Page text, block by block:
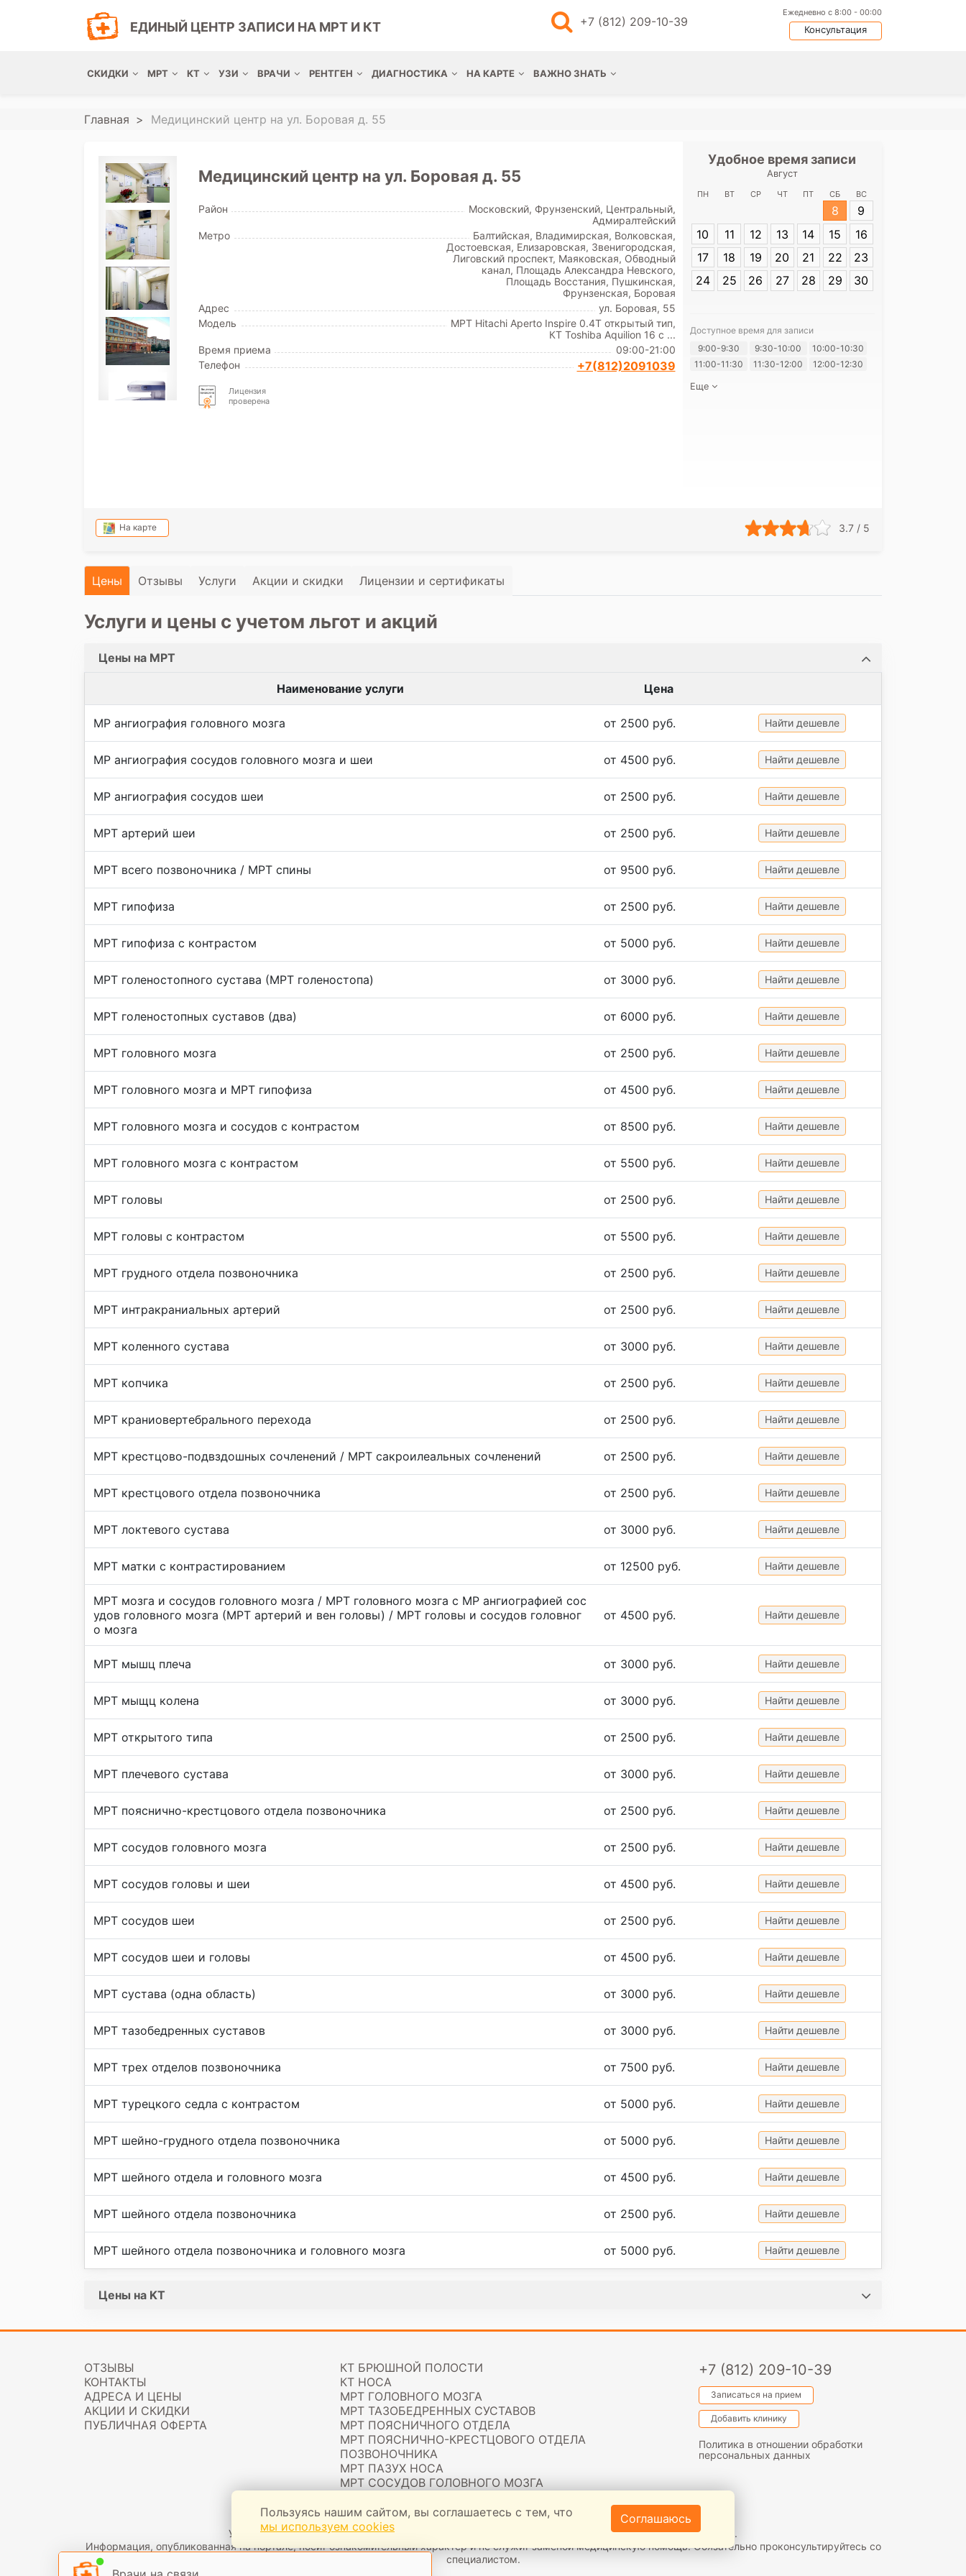
ЕДИНЫЙ ЦЕНТР ЗАПИСИ НА МРТ И КТ +7 (812) 209-10-39
Ежедневно с 8:00 - 00:00
Консультация
СКИДКИ МРТ КТ УЗИ ВРАЧИ РЕНТГЕН ДИАГНОСТИКА НА КАРТЕ ВАЖНО ЗНАТЬ
Главная Медицинский центр на ул. Боровая д. 55
Медицинский центр на ул. Боровая д. 55
Район
Московский, Фрунзенский, Центральный,
Адмиралтейский
Метро
Балтийская, Владимирская, Волковская,
Достоевская, Елизаровская, Звенигородская,
Лиговский проспект, Маяковская, Обводный
канал, Площадь Александра Невского,
Площадь Восстания, Пушкинская,
Фрунзенская, Боровая
Адрес
ул. Боровая, 55
Модель
МРТ Hitachi Aperto Inspire 0.4T открытый тип,
КТ Toshiba Aquilion 16 с ...
Время приема
09:00-21:00
Телефон
+7(812)2091039
Лицензия
проверена
Удобное время записи
Август
ПН ВТ СР ЧТ ПТ СБ ВС
8
9
10
11 12 13 14 15
16
17
18 19 20 21 22
23
24
25 26 27 28 29 30
Доступное время для записи
9:00-9:30
9:30-10:00
10:00-10:30
11:00-11:30
11:30-12:00 12:00-12:30
Еще
На карте 3.7 / 5
Цены Отзывы Услуги Акции и скидки Лицензии и сертификаты
Услуги и цены с учетом льгот и акций
Цены на МРТ
Наименование услуги Цена
МР ангиография головного мозга от 2500 руб. Найти дешевле
МР ангиография сосудов головного мозга и шеи от 4500 руб. Найти дешевле
МР ангиография сосудов шеи от 2500 руб. Найти дешевле
МРТ артерий шеи от 2500 руб. Найти дешевле
МРТ всего позвоночника / МРТ спины от 9500 руб. Найти дешевле
МРТ гипофиза от 2500 руб. Найти дешевле
МРТ гипофиза с контрастом от 5000 руб. Найти дешевле
МРТ голеностопного сустава (МРТ голеностопа) от 3000 руб. Найти дешевле
МРТ голеностопных суставов (два) от 6000 руб. Найти дешевле
МРТ головного мозга от 2500 руб. Найти дешевле
МРТ головного мозга и МРТ гипофиза от 4500 руб. Найти дешевле
МРТ головного мозга и сосудов с контрастом от 8500 руб. Найти дешевле
МРТ головного мозга с контрастом от 5500 руб. Найти дешевле
МРТ головы от 2500 руб. Найти дешевле
МРТ головы с контрастом от 5500 руб. Найти дешевле
МРТ грудного отдела позвоночника от 2500 руб. Найти дешевле
МРТ интракраниальных артерий от 2500 руб. Найти дешевле
МРТ коленного сустава от 3000 руб. Найти дешевле
МРТ копчика от 2500 руб. Найти дешевле
МРТ краниовертебрального перехода от 2500 руб. Найти дешевле
МРТ крестцово-подвздошных сочленений / МРТ сакроилеальных сочленений от 2500 руб. Найти дешевле
МРТ крестцового отдела позвоночника от 2500 руб. Найти дешевле
МРТ локтевого сустава от 3000 руб. Найти дешевле
МРТ матки с контрастированием от 12500 руб. Найти дешевле
МРТ мозга и сосудов головного мозга / МРТ головного мозга с МР ангиографией сос
удов головного мозга (МРТ артерий и вен головы) / МРТ головы и сосудов головног
о мозга
от 4500 руб. Найти дешевле
МРТ мышц плеча от 3000 руб. Найти дешевле
МРТ мыщц колена от 3000 руб. Найти дешевле
МРТ открытого типа от 2500 руб. Найти дешевле
МРТ плечевого сустава от 3000 руб. Найти дешевле
МРТ пояснично-крестцового отдела позвоночника от 2500 руб. Найти дешевле
МРТ сосудов головного мозга от 2500 руб. Найти дешевле
МРТ сосудов головы и шеи от 4500 руб. Найти дешевле
МРТ сосудов шеи от 2500 руб. Найти дешевле
МРТ сосудов шеи и головы от 4500 руб. Найти дешевле
МРТ сустава (одна область) от 3000 руб. Найти дешевле
МРТ тазобедренных суставов от 3000 руб. Найти дешевле
МРТ трех отделов позвоночника от 7500 руб. Найти дешевле
МРТ турецкого седла с контрастом от 5000 руб. Найти дешевле
МРТ шейно-грудного отдела позвоночника от 5000 руб. Найти дешевле
МРТ шейного отдела и головного мозга от 4500 руб. Найти дешевле
МРТ шейного отдела позвоночника от 2500 руб. Найти дешевле
МРТ шейного отдела позвоночника и головного мозга от 5000 руб. Найти дешевле
Цены на KT
ОТЗЫВЫ
КОНТАКТЫ
АДРЕСА И ЦЕНЫ
АКЦИИ И СКИДКИ
ПУБЛИЧНАЯ ОФЕРТА
КТ БРЮШНОЙ ПОЛОСТИ
КТ НОСА
МРТ ГОЛОВНОГО МОЗГА
МРТ ТАЗОБЕДРЕННЫХ СУСТАВОВ
МРТ ПОЯСНИЧНОГО ОТДЕЛА
МРТ ПОЯСНИЧНО-КРЕСТЦОВОГО ОТДЕЛА
ПОЗВОНОЧНИКА
МРТ ПАЗУХ НОСА
МРТ СОСУДОВ ГОЛОВНОГО МОЗГА
+7 (812) 209-10-39
Записаться на прием
Добавить клинику
Политика в отношении обработки
персональных данных
Имеются противопоказания, необходима консультация специалиста.
Указанная информация не является публичной офертой и носит справочный характер (ст. 437 ГК РФ).
Информация, опубликованная на портале, носит ознакомительный характер и не служит заменой медицинскую помощь. Обязательно проконсультируйтесь со
специалистом.
Пользуясь нашим сайтом, вы соглашаетесь с тем, что
мы используем cookies
Соглашаюсь